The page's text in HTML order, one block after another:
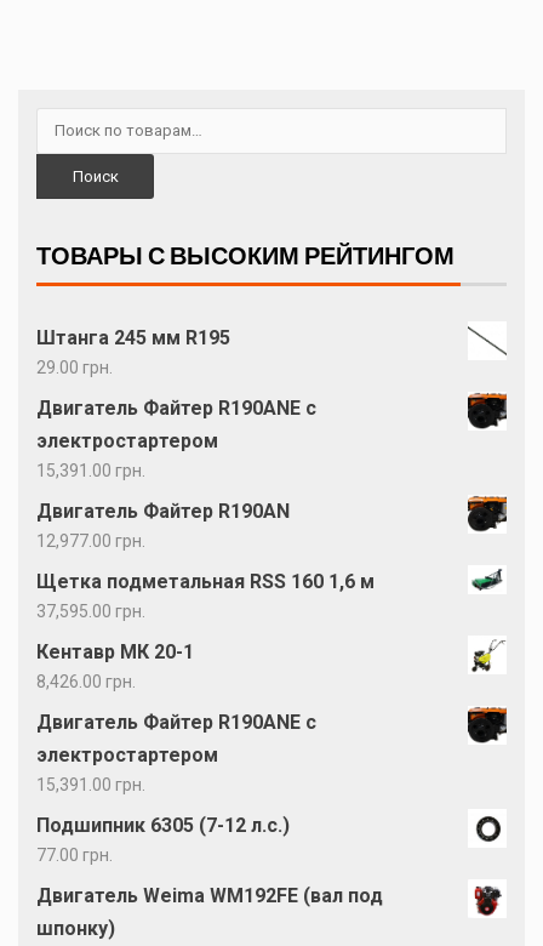
Поиск
ТОВАРЫ С ВЫСОКИМ РЕЙТИНГОМ
Штанга 245 мм R195
29.00 грн.
Двигатель Файтер R190ANE с
электростартером
15,391.00 грн.
Двигатель Файтер R190AN
12,977.00 грн.
Щетка подметальная RSS 160 1,6 м
37,595.00 грн.
Кентавр МК 20-1
8,426.00 грн.
Двигатель Файтер R190ANE с
электростартером
15,391.00 грн.
Подшипник 6305 (7-12 л.с.)
77.00 грн.
Двигатель Weima WM192FE (вал под
шпонку)